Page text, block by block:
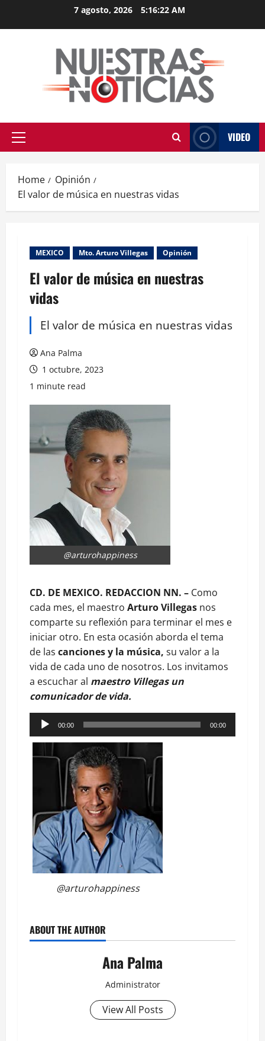
7 agosto, 2026 5:16:22 AM
Primary
VIDEO
Home
Opinión
El valor de música en nuestras vidas
MEXICO Mto. Arturo Villegas Opinión
El valor de música en nuestras
vidas
El valor de música en nuestras vidas
Ana Palma
1 octubre, 2023
1 minute read
@arturohappiness
CD. DE MEXICO. REDACCION NN. – Como
cada mes, el maestro Arturo Villegas nos
comparte su reflexión para terminar el mes e
iniciar otro. En esta ocasión aborda el tema
de las canciones y la música, su valor a la
vida de cada uno de nosotros. Los invitamos
a escuchar al maestro Villegas un
comunicador de vida.
Reproductor
de
audio
00:00 00:00
@arturohappiness
ABOUT THE AUTHOR
Ana Palma
Administrator
View All Posts